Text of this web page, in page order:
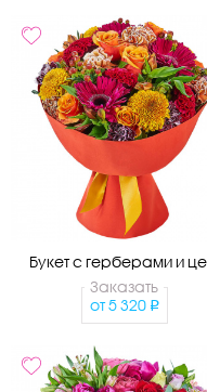
Букет с герберами и
Заказать
от 5 320